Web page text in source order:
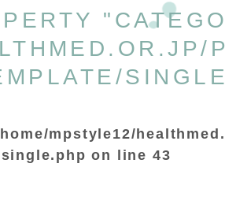
mpstyle12/
on line 43